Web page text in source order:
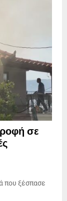
σε
που ξέσπασε